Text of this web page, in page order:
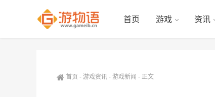
首页 游戏 资讯
首页 -游戏资讯-游戏新闻 - 正文